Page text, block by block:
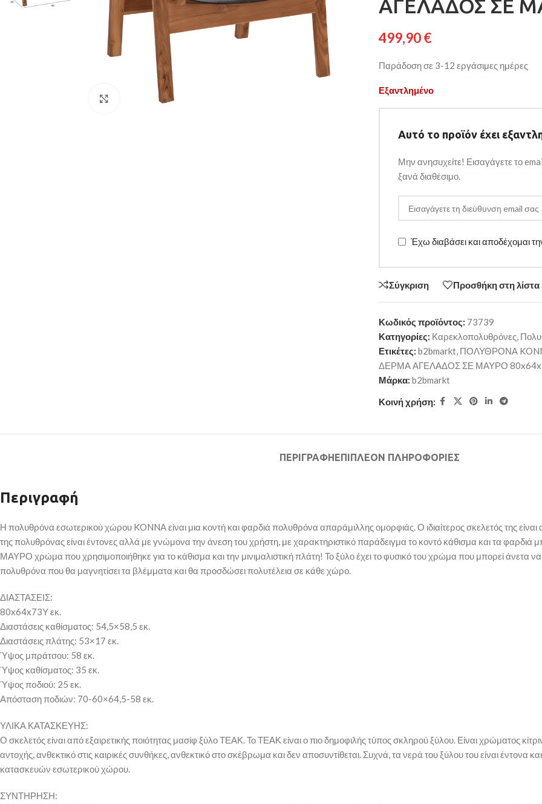
Κάντε κλικ για μεγέθυνση
ΑΓΕΛΑΔΟΣ ΣΕ
499,90€
Παράδοση σε 3-12 εργάσιμες ημέρες
Εξαντλημένο
Αυτό το προϊόν έχει
Μην ανησυχείτε! Εισαγάγετε το
ξανά διαθέσιμο.
Έχω διαβάσει και αποδέχομαι
Σύγκριση Προσθήκη στη λίστα
Κωδικός προϊόντος: 73739
Κατηγορίες: Καρεκλοπολυθρόνες,
Ετικέτες: b2bmarkt, ΠΟΛΥΘΡΟΝΑ
ΔΕΡΜΑ ΑΓΕΛΑΔΟΣ ΣΕ ΜΑΥΡΟ
Μάρκα: b2bmarkt
Κοινή χρήση:
ΠΕΡΙΓΡΑΦΉΕΠΙΠΛΈΟΝ ΠΛΗΡΟΦΟΡΊΕΣ
Περιγραφή
Η πολυθρόνα εσωτερικού χώρου KONNA είναι μια κοντή και φαρδιά πολυθρόνα απαράμιλλης ομορφιάς. Ο ιδιαίτερος σκελετός της είναι
της πολυθρόνας είναι έντονες αλλά με γνώμονα την άνεση του χρήστη, με χαρακτηριστικό παράδειγμα το κοντό κάθισμα και τα φαρδιά
ΜΑΥΡΟ χρώμα που χρησιμοποιήθηκε για το κάθισμα και την μινιμαλιστική πλάτη! Το ξύλο έχει το φυσικό του χρώμα που μπορεί άνετα
πολυθρόνα που θα μαγνητίσει τα βλέμματα και θα προσδώσει πολυτέλεια σε κάθε χώρο.
ΔΙΑΣΤΑΣΕΙΣ:
80x64x73Υ εκ.
Διαστάσεις καθίσματος: 54,5×58,5 εκ.
Διαστάσεις πλάτης: 53×17 εκ.
Ύψος μπράτσου: 58 εκ.
Ύψος καθίσματος: 35 εκ.
Ύψος πoδιού: 25 εκ.
Απόσταση ποδιών: 70-60×64,5-58 εκ.
ΥΛΙΚΑ ΚΑΤΑΣΚΕΥΗΣ:
Ο σκελετός είναι από εξαιρετικής ποιότητας μασίφ ξύλο ΤΕΑΚ. Το ΤΕΑΚ είναι ο πιο δημοφιλής τύπος σκληρού ξύλου. Είναι χρώματος
αντοχής, ανθεκτικό στις καιρικές συνθήκες, ανθεκτικό στο σκέβρωμα και δεν αποσυντίθεται. Συχνά, τα νερά του ξύλου του είναι έντονα
κατασκευών εσωτερικού χώρου.
ΣΥΝΤΗΡΗΣΗ: